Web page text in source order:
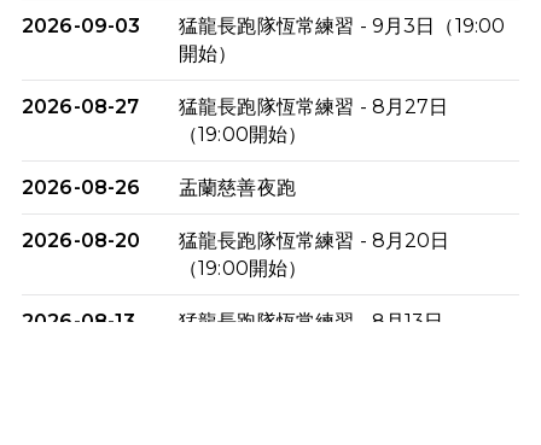
2026-09-03
猛龍長跑隊恆常練習 - 9月3日（19:00
開始）
2026-08-27
猛龍長跑隊恆常練習 - 8月27日
（19:00開始）
2026-08-26 盂蘭慈善夜跑
2026-08-20
猛龍長跑隊恆常練習 - 8月20日
（19:00開始）
2026-08-13
猛龍長跑隊恆常練習 - 8月13日